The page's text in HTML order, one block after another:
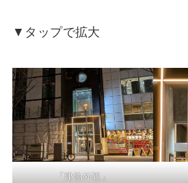
▼タップで拡大
「建物外観」